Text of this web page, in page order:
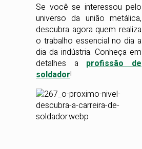
Se você se interessou pelo
universo da união metálica,
descubra agora quem realiza
o trabalho essencial no dia a
dia da indústria. Conheça em
detalhes a profissão de
soldador!